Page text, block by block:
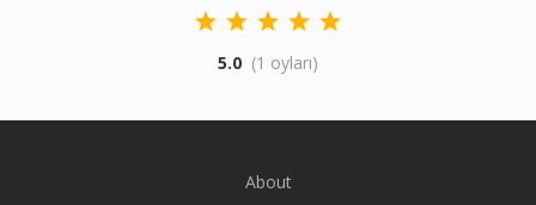
5.0 (1 oyları)
About